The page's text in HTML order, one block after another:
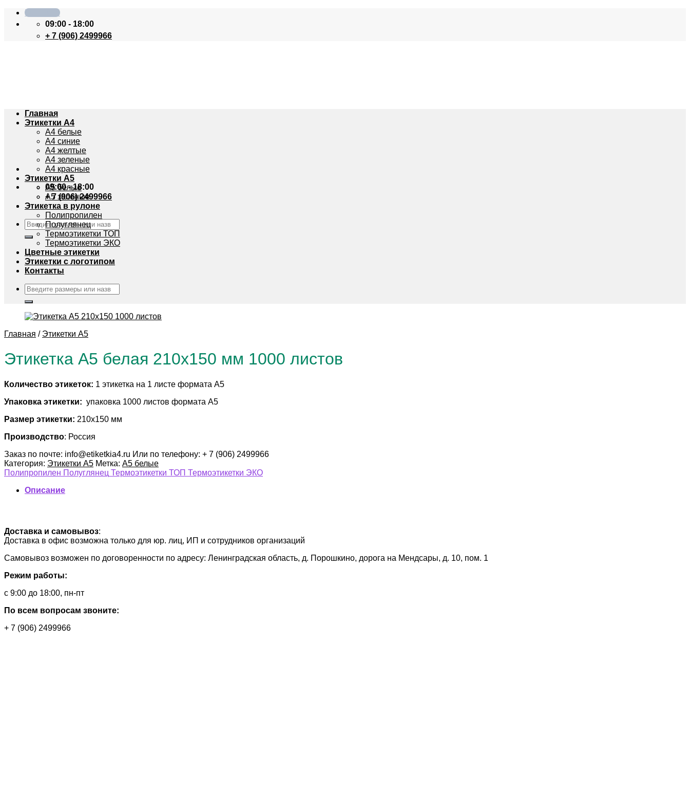
Skip
Контакты
09:00 - 18:00
+ 7 (906) 2499966
09:00 - 18:00
+ 7 (906) 2499966
Искать:
Главная
Этикетки А4
А4 белые
А4 синие
А4 желтые
А4 зеленые
А4 красные
Этикетки А5
А5 белые
А5 зеленые
Этикетка в рулоне
Полипропилен
Полуглянец
Термоэтикетки ТОП
Термоэтикетки ЭКО
Цветные этикетки
Этикетки с логотипом
Контакты
Искать:
Главная / Этикетки А5
Этикетка А5 белая 210х150 мм 1000 листов
Количество этикеток: 1 этикетка на 1 листе формата А5
Упаковка этикетки: упаковка 1000 листов формата А5
Размер этикетки: 210х150 мм
Производство: Россия
Заказ по почте: info@etiketkia4.ru Или по телефону: + 7 (906) 2499966
Категория: Этикетки А5 Метка: А5 белые
Полипропилен Полуглянец Термоэтикетки ТОП Термоэтикетки ЭКО
Описание
Доставка и самовывоз:
Доставка в офис возможна только для юр. лиц, ИП и сотрудников организаций
Самовывоз возможен по договоренности по адресу: Ленинградская область, д. Порошкино, дорога на Мендсары, д. 10, пом. 1
Режим работы:
с 9:00 до 18:00, пн-пт
По всем вопросам звоните:
+ 7 (906) 2499966